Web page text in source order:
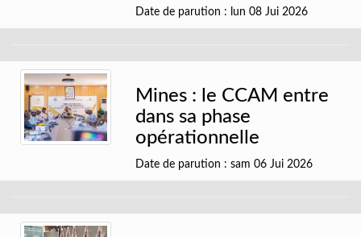
Date de parution : lun 08 Jui 2026
Mines : le CCAM entre
dans sa phase
opérationnelle
Date de parution : sam 06 Jui 2026